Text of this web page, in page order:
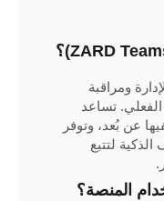
ومراقبة
الفعلي. تساعد
عن بُعد، وتوفر
لتتبع
المنصة؟